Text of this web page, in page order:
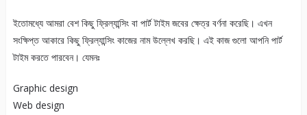
ইতোমধ্যে আমরা বেশ কিছু ফ্রিল্যান্সিং বা পার্ট টাইম জবের ক্ষেত্র বর্ণনা করেছি। এখন
সংক্ষিপ্ত আকারে কিছু ফ্রিল্যান্সিং কাজের নাম উল্লেখ করছি। এই কাজ গুলো আপনি পার্ট
টাইম করতে পারবেন। যেমনঃ
Graphic design
Web design